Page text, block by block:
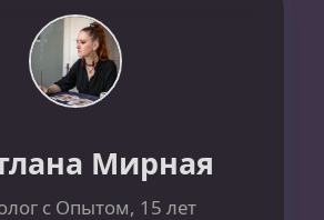
Мирная
с Опытом, 15 лет